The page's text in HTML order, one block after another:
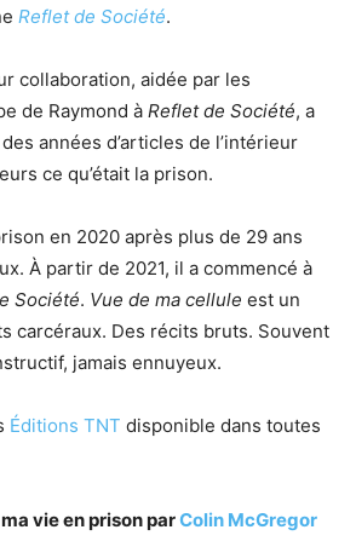
Reflet de Société.
collaboration, aidée par les
de Raymond à Reflet de Société, a
années d’articles de l’intérieur
ce qu’était la prison.
en 2020 après plus de 29 ans
À partir de 2021, il a commencé à
Société. Vue de ma cellule est un
carcéraux. Des récits bruts. Souvent
jamais ennuyeux.
Éditions TNT disponible dans toutes
ma vie en prison parColin McGregor